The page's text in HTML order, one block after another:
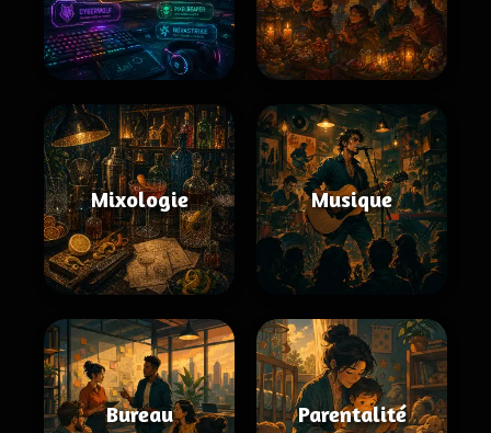
Mixologie Musique
Bureau Parentalité